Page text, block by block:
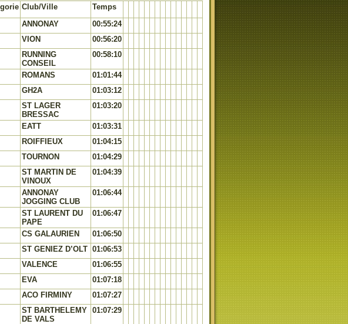
Club/Ville
Temps
ANNONAY
00:55:24
VION
00:56:20
RUNNING
CONSEIL
00:58:10
ROMANS
01:01:44
GH2A
01:03:12
ST LAGER
BRESSAC
01:03:20
EATT
01:03:31
ROIFFIEUX
01:04:15
TOURNON
01:04:29
ST MARTIN DE
VINOUX
01:04:39
ANNONAY
JOGGING CLUB
01:06:44
ST LAURENT DU
PAPE
01:06:47
CS GALAURIEN
01:06:50
ST GENIEZ D’OLT 01:06:53
VALENCE
01:06:55
EVA
01:07:18
ACO FIRMINY
01:07:27
ST BARTHELEMY
DE VALS
01:07:29